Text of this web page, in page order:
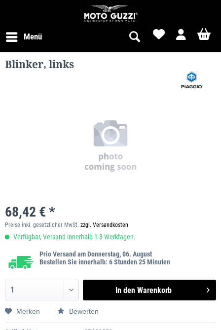
Menü
Blinker, links
68,42 € *
Preise inkl. gesetzlicher MwSt. zzgl. Versandkosten
Verfügbar, Versand innerhalb 1-3 Werktagen.
Prio Versand am Donnerstag, 06. August
Bestellen Sie innerhalb: 6 Stunden 25 Minuten
In den Warenkorb
Merken Bewerten